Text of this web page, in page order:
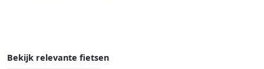
Bekijk relevante fietsen